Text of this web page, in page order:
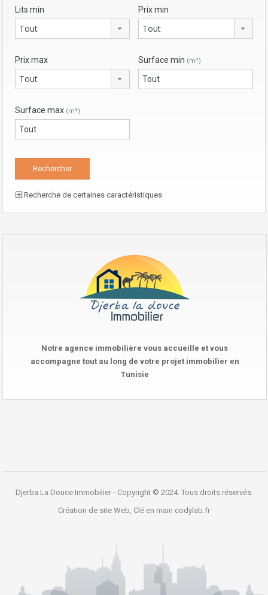
Lits min
Tout
Prix min
Tout
Prix max
Tout
Surface min (m²)
Surface max (m²)
Recherche de certaines caractéristiques
Notre agence immobilière vous accueille et vous
accompagne tout au long de votre projet immobilier en
Tunisie
Djerba La Douce Immobilier - Copyright © 2024. Tous droits réservés.
Création de site Web, Clé en main codylab.fr